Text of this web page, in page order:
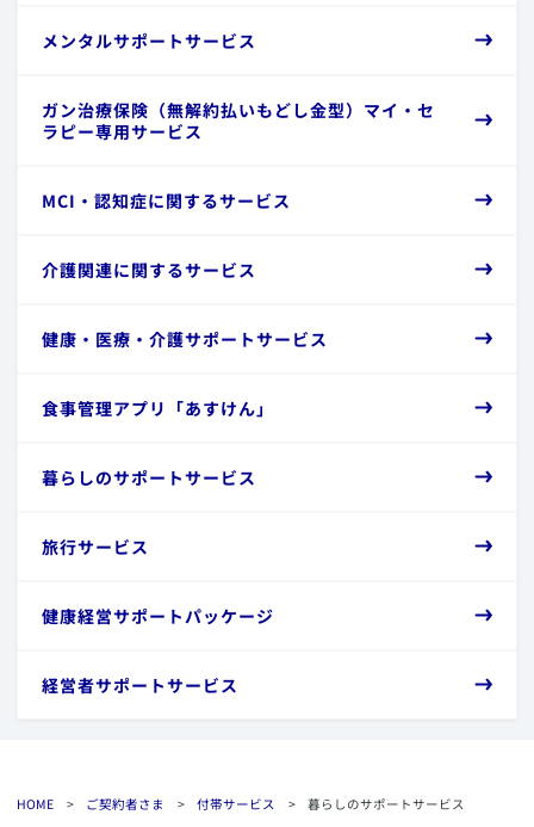
​メンタルサポートサービス
​ガン治療保険（無解約払いもどし金型）マイ・セ
ラピー専用サービス
​MCI・認知症に関するサービス
​介護関連に関するサービス
​健康・医療・介護サポートサービス
​食事管理アプリ「あすけん」
​暮らしのサポートサービス
​旅行サービス
​健康経営サポートパッケージ
​経営者サポートサービス
HOME > ご契約者さま > 付帯サービス > 暮らしのサポートサービス